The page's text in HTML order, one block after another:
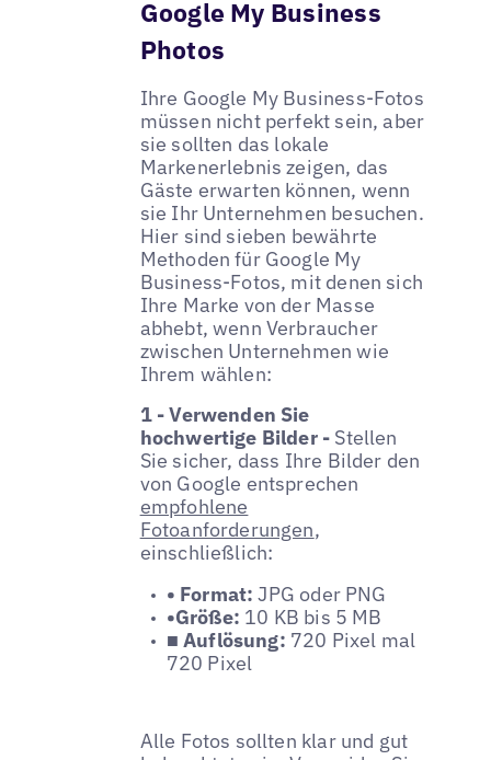
Google My Business
Photos
Ihre Google My Business-Fotos
müssen nicht perfekt sein, aber
sie sollten das lokale
Markenerlebnis zeigen, das
Gäste erwarten können, wenn
sie Ihr Unternehmen besuchen.
Hier sind sieben bewährte
Methoden für Google My
Business-Fotos, mit denen sich
Ihre Marke von der Masse
abhebt, wenn Verbraucher
zwischen Unternehmen wie
Ihrem wählen:
1 - Verwenden Sie
hochwertige Bilder - Stellen
Sie sicher, dass Ihre Bilder den
von Google entsprechen
empfohlene
Fotoanforderungen,
einschließlich:
• Format:JPG oder PNG
•Größe: 10 KB bis 5 MB
■ Auflösung: 720 Pixel mal
720 Pixel
Alle Fotos sollten klar und gut